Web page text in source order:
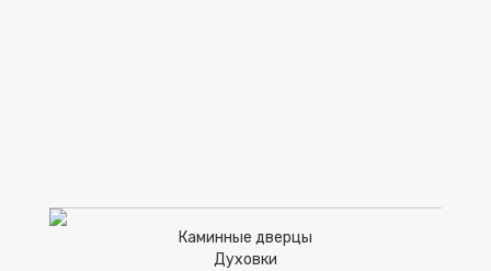
Каминные дверцы
Духовки